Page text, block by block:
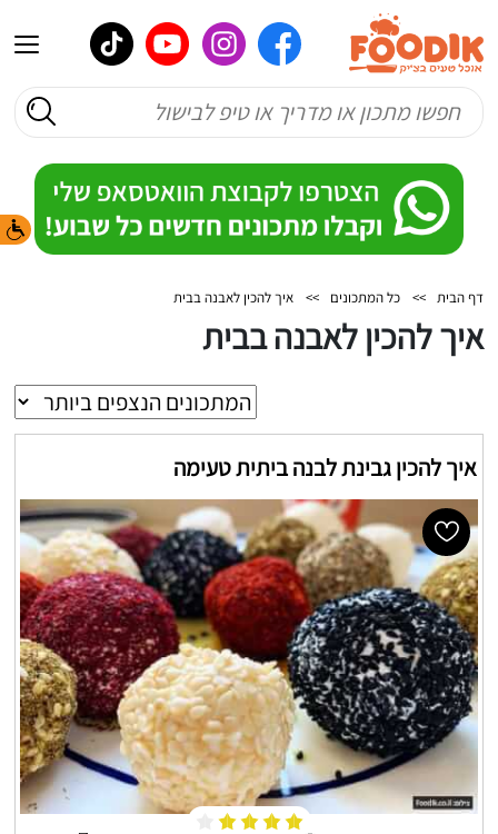
דף הבית >> כל המתכונים >> איך להכין לאבנה בבית
איך להכין לאבנה בבית
איך להכין גבינת לבנה ביתית טעימה